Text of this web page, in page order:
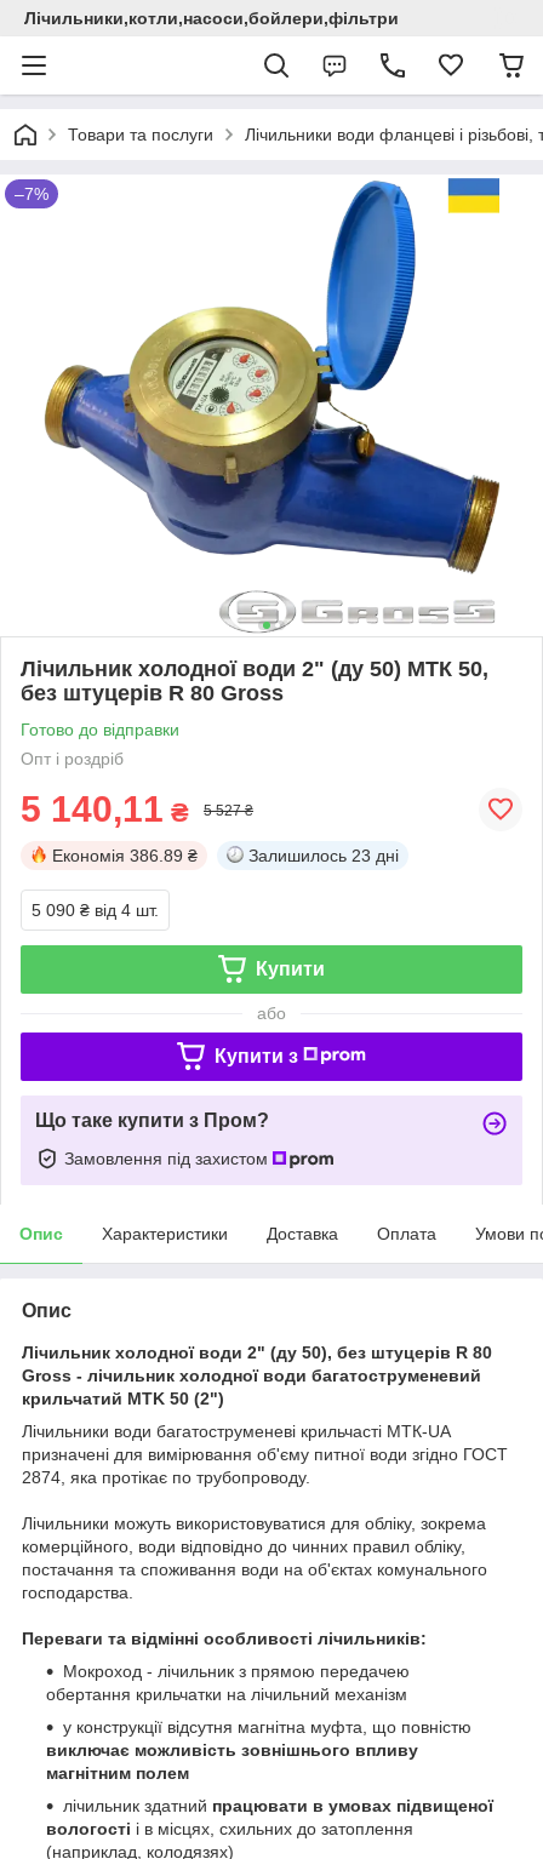
Лічильники,котли,насоси,бойлери,фільтри
Товари та послуги Лічильники води фланцеві і
–7%
Лічильник холодної води 2" (ду 50) МТК 50,
без штуцерів R 80 Gross
Готово до відправки
Опт і роздріб
5 140,11 ₴ 5 527 ₴
Економія 386.89 ₴ Залишилось 23 дні
5 090 ₴ від 4 шт.
Купити
або
Купити з
Що таке купити з Пром?
Замовлення під захистом
Опис Характеристики Доставка Оплата Умови
Опис
Лічильник холодної води 2" (ду 50), без штуцерів R 80
Gross - лічильник холодної води багатоструменевий
крильчатий MTK 50 (2")
Лічильники води багатоструменеві крильчасті МТК-UA
призначені для вимірювання об'єму питної води згідно ГОСТ
2874, яка протікає по трубопроводу.
Лічильники можуть використовуватися для обліку, зокрема
комерційного, води відповідно до чинних правил обліку,
постачання та споживання води на об'єктах комунального
господарства.
Переваги та відмінні особливості лічильників:
Мокроход - лічильник з прямою передачею
обертання крильчатки на лічильний механізм
у конструкції відсутня магнітна муфта, що повністю
виключає можливість зовнішнього впливу
магнітним полем
лічильник здатний працювати в умовах підвищеної
вологості і в місцях, схильних до затоплення
(наприклад, колодязях)